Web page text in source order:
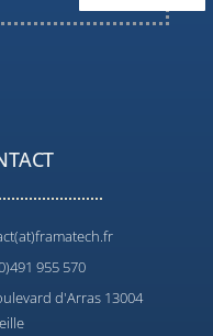
955 570
d'Arras 13004